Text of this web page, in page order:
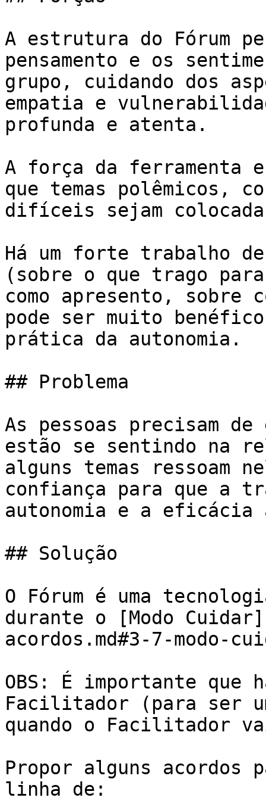
A estrutura do Fórum
pensamento e os
grupo, cuidando dos
empatia e
profunda e atenta.
A força da ferramenta
que temas polêmicos,
difíceis sejam
Há um forte trabalho
(sobre o que trago
como apresento, sobre
pode ser muito
prática da autonomia.
## Problema
As pessoas precisam
estão se sentindo na
alguns temas ressoam
confiança para que a
autonomia e a eficácia
## Solução
O Fórum é uma
durante o [Modo
acordos.md#3-7-modo-
OBS: É importante que
Facilitador (para ser
quando o Facilitador
Propor alguns acordos
linha de: